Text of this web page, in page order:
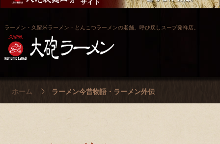
ラーメン・久留米ラーメン・とんこつラーメンの老舗。呼び戻しスープ発祥店。
ホーム ラーメン今昔物語・ラーメン外伝